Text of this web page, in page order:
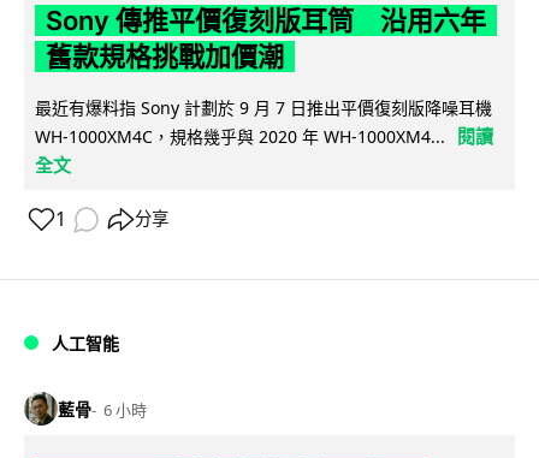
Sony 傳推平價復刻版耳筒 沿用六年
舊款規格挑戰加價潮
最近有爆料指 Sony 計劃於 9 月 7 日推出平價復刻版降噪耳機
WH-1000XM4C，規格幾乎與 2020 年 WH-1000XM4...
閱讀
全文
1 分享
人工智能
藍骨 6 小時